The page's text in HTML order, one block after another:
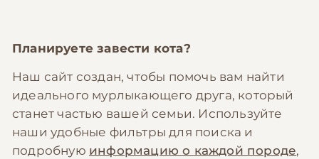
Планируете завести кота?
Наш сайт создан, чтобы помочь вам найти
идеального мурлыкающего друга, который
станет частью вашей семьи. Используйте
наши удобные фильтры для поиска и
подробную информацию о каждой породе,